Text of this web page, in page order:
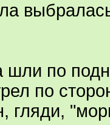
шли по
по
гляди,